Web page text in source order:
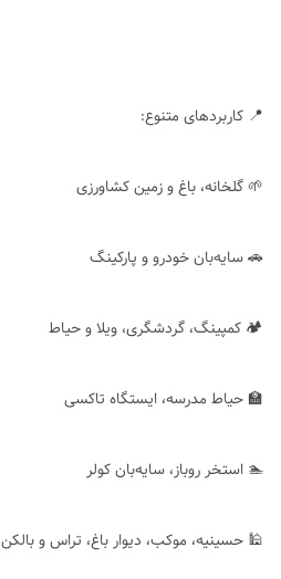
📍 کاربردهای متنوع:
🌱 گلخانه، باغ و زمین کشاورزی
🚗 سایه‌بان خودرو و پارکینگ
🏕 کمپینگ، گردشگری، ویلا و حیاط
🏫 حیاط مدرسه، ایستگاه تاکسی
🏊 استخر روباز، سایه‌بان کولر
🕌 حسینیه، موکب، دیوار باغ، تراس و بالکن